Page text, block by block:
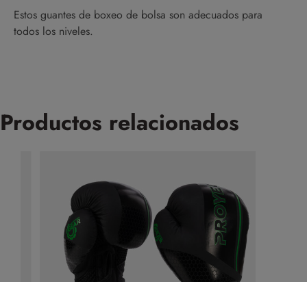
Estos guantes de boxeo de bolsa son adecuados para
todos los niveles.
Productos relacionados